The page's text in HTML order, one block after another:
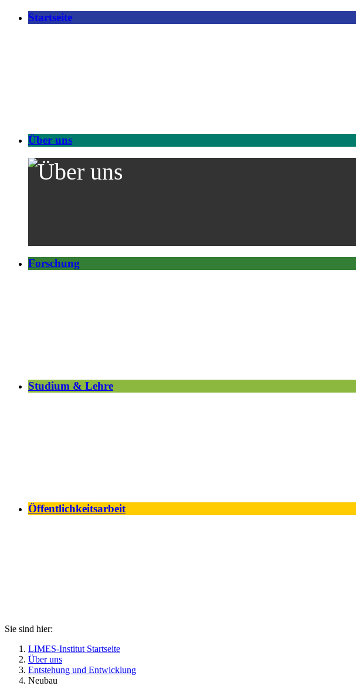
Startseite
Über uns
Forschung
Studium & Lehre
Öffentlichkeitsarbeit
Sie sind hier:
LIMES-Institut Startseite
Über uns
Entstehung und Entwicklung
Neubau